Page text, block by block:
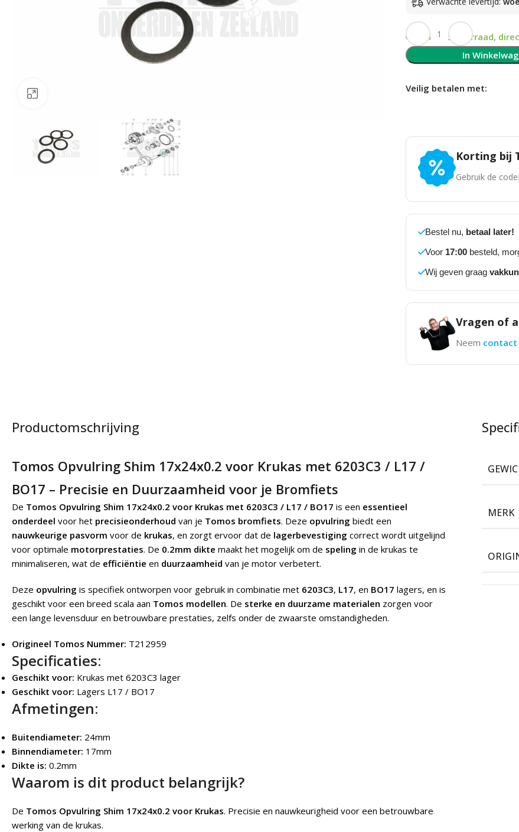
Op voorraad,
In
Veilig betalen met:
Korting bij
Gebruik de code:
Bestel nu, betaal later!
Voor 17:00besteld,
Wij geven graag
Vragen of
Neem contact
Productomschrijving
Tomos Opvulring Shim 17x24x0.2 voor Krukas met 6203C3 / L17 /
BO17 – Precisie en Duurzaamheid voor je Bromfiets
De Tomos Opvulring Shim 17x24x0.2 voor Krukas met 6203C3 / L17 / BO17 is een essentieel
onderdeel voor het precisieonderhoud van je Tomos bromfiets. Deze opvulring biedt een
nauwkeurige pasvorm voor de krukas, en zorgt ervoor dat de lagerbevestiging correct wordt uitgelijnd
voor optimale motorprestaties. De 0.2mm dikte maakt het mogelijk om de speling in de krukas te
minimaliseren, wat de efficiëntie en duurzaamheid van je motor verbetert.
Deze opvulring is specifiek ontworpen voor gebruik in combinatie met 6203C3, L17, en BO17 lagers, en is
geschikt voor een breed scala aan Tomos modellen. De sterke en duurzame materialen zorgen voor
een lange levensduur en betrouwbare prestaties, zelfs onder de zwaarste omstandigheden.
Origineel Tomos Nummer: T212959
Specificaties:
Geschikt voor: Krukas met 6203C3 lager
Geschikt voor: Lagers L17 / BO17
Afmetingen:
Buitendiameter: 24mm
Binnendiameter: 17mm
Dikte is: 0.2mm
Waarom is dit product belangrijk?
De Tomos Opvulring Shim 17x24x0.2 voor Krukas. Precisie en nauwkeurigheid voor een betrouwbare
werking van de krukas.
MERK